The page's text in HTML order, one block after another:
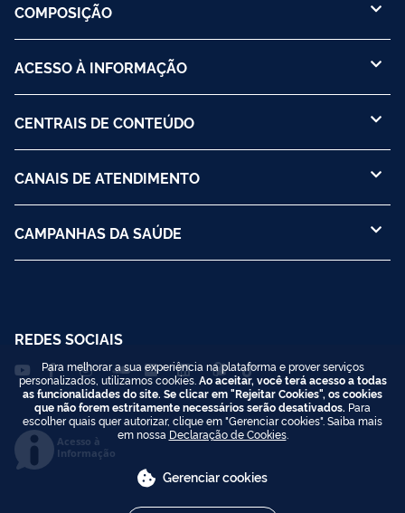
COMPOSIÇÃO
ACESSO À INFORMAÇÃO
CENTRAIS DE CONTEÚDO
CANAIS DE ATENDIMENTO
CAMPANHAS DA SAÚDE
REDES SOCIAIS
Acesso à
Informação
Para melhorar a sua experiência na plataforma e prover serviços
personalizados, utilizamos cookies. Ao aceitar, você terá acesso a todas
as funcionalidades do site. Se clicar em "Rejeitar Cookies", os cookies
que não forem estritamente necessários serão desativados. Para
escolher quais quer autorizar, clique em "Gerenciar cookies". Saiba mais
em nossa Declaração de Cookies.
Gerenciar cookies